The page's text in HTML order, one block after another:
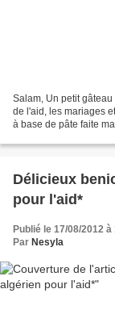
Salam, Un petit
de l'aid, les mariages
à base de pâte faite
Délicieux
pour l'aid*
Publié le 17/08/2012 à
Par Nesyla